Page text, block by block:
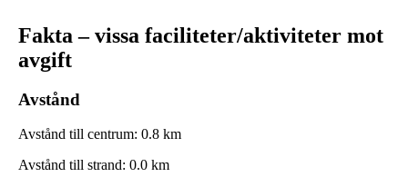
Fakta – vissa faciliteter/aktiviteter mot
avgift
Avstånd
Avstånd till centrum: 0.8 km
Avstånd till strand: 0.0 km